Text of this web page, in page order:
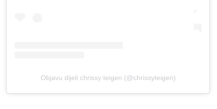
Objavu dijeli chrissy teigen (@chrissyteigen)